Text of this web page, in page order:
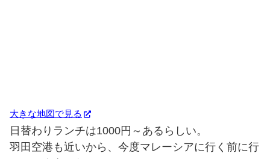
大きな地図で見る
日替わりランチは1000円～あるらしい。
羽田空港も近いから、今度マレーシアに行く前に行